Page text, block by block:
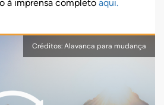
à imprensa completo aqui.
Créditos: Alavanca para mudança